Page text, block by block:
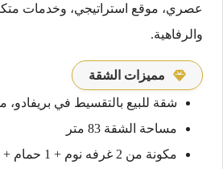
عصري، موقع استراتيجي، وخدمات
والرفاهية.
مميزات الشقة
شقة للبيع بالتقسيط في بريفادو،
مساحة الشقة 83 متر
مكونة من 2 غرفه نوم + 1 حمام + رسبشن